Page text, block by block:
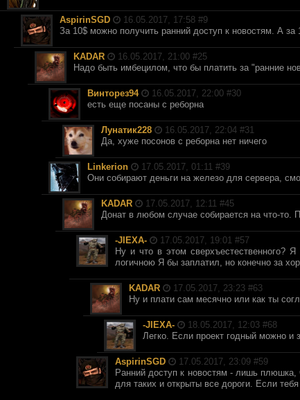
AspirinSGD 16.05.2017, 17:58 #9
За 10$ можно получить ранний доступ к новостям. А за
KADAR 16.05.2017, 21:00 #25
Надо быть имбецилом, что бы платить за "ранние
Винторез94 16.05.2017, 22:00 #30
есть еще посаны с реборна
Лунатик228 16.05.2017, 22:04 #31
Да, хуже посонов с реборна нет ничего
Linkerion 17.05.2017, 01:11 #39
Они собирают деньги на железо для сервера,
KADAR 17.05.2017, 12:11 #45
Донат в любом случае собирается на что-то.
-JIEXA- 17.05.2017, 19:01 #57
Ну и что в этом
логичною Я бы заплатил, но конечно за
KADAR 17.05.2017, 23:23 #63
Ну и плати сам месячно или как ты
-JIEXA- 18.05.2017, 12:03 #68
Легко. Если проект годный можно и
AspirinSGD 17.05.2017, 23:09 #59
Ранний доступ к новостям - лишь
для таких и открыты все дороги. Если